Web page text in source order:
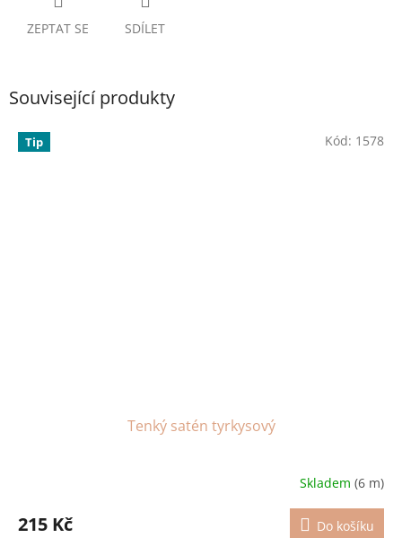
ZEPTAT SE SDÍLET
Související produkty
Tip
Tenký satén tyrkysový
Skladem (6 m)
215 Kč Do košíku
Kód: 1578